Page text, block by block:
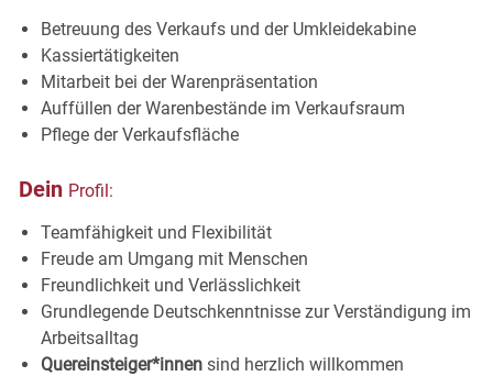
Betreuung des Verkaufs und der Umkleidekabine
Kassiertätigkeiten
Mitarbeit bei derWarenpräsentation
Auffüllen der Warenbestände im Verkaufsraum
Pflege derVerkaufsfläche
Dein Profil:
Teamfähigkeit und Flexibilität
Freude am Umgang mit Menschen
Freundlichkeit und Verlässlichkeit
Grundlegende Deutschkenntnisse zur Verständigung im
Arbeitsalltag
Quereinsteiger*innensind herzlich willkommen